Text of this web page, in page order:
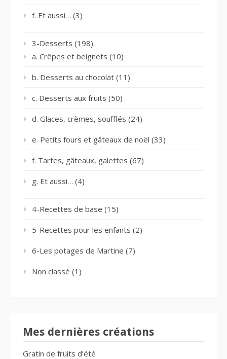
f. Et aussi… (3)
3-Desserts (198)
a. Crêpes et beignets (10)
b. Desserts au chocolat (11)
c. Desserts aux fruits (50)
d. Glaces, crèmes, soufflés (24)
e. Petits fours et gâteaux de noël (33)
f. Tartes, gâteaux, galettes (67)
g. Et aussi… (4)
4-Recettes de base (15)
5-Recettes pour les enfants (2)
6-Les potages de Martine (7)
Non classé (1)
Mes dernières créations
Gratin de fruits d’été